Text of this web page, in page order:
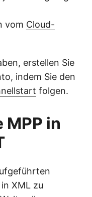
vom Cloud-
erstellen Sie
indem Sie den
folgen.
MPP in
XML zu